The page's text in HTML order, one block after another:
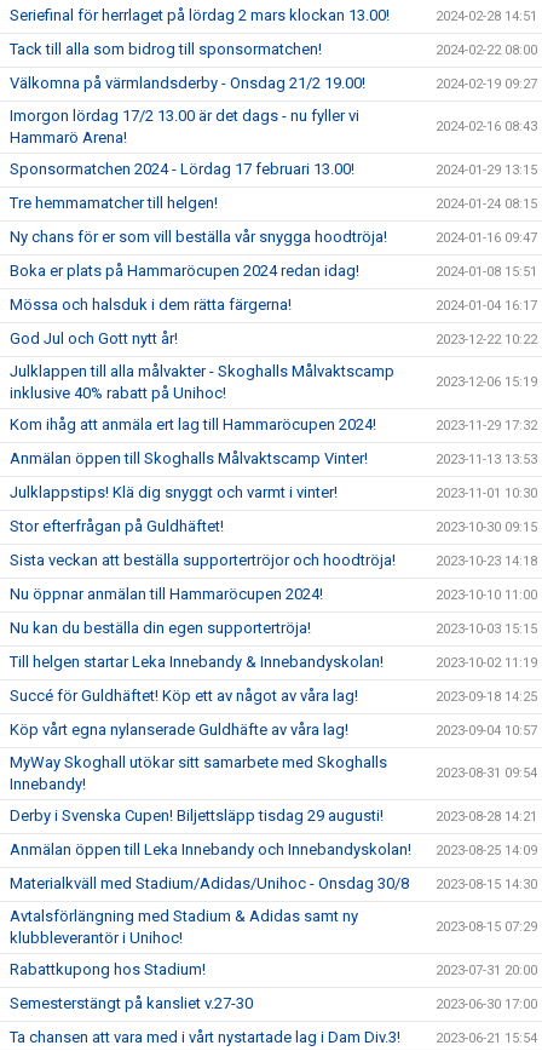
Seriefinal för herrlaget på lördag 2 mars klockan 13.00! 2024-02-28 14:51
Tack till alla som bidrog till sponsormatchen! 2024-02-22 08:00
Välkomna på värmlandsderby - Onsdag 21/2 19.00! 2024-02-19 09:27
Imorgon lördag 17/2 13.00 är det dags - nu fyller vi
Hammarö Arena!
2024-02-16 08:43
Sponsormatchen 2024 - Lördag 17 februari 13.00! 2024-01-29 13:15
Tre hemmamatcher till helgen! 2024-01-24 08:15
Ny chans för er som vill beställa vår snygga hoodtröja! 2024-01-16 09:47
Boka er plats på Hammaröcupen 2024 redan idag! 2024-01-08 15:51
Mössa och halsduk i dem rätta färgerna! 2024-01-04 16:17
God Jul och Gott nytt år! 2023-12-22 10:22
Julklappen till alla målvakter - Skoghalls Målvaktscamp
inklusive 40% rabatt på Unihoc!
2023-12-06 15:19
Kom ihåg att anmäla ert lag till Hammaröcupen 2024! 2023-11-29 17:32
Anmälan öppen till Skoghalls Målvaktscamp Vinter! 2023-11-13 13:53
Julklappstips! Klä dig snyggt och varmt i vinter! 2023-11-01 10:30
Stor efterfrågan på Guldhäftet! 2023-10-30 09:15
Sista veckan att beställa supportertröjor och hoodtröja! 2023-10-23 14:18
Nu öppnar anmälan till Hammaröcupen 2024! 2023-10-10 11:00
Nu kan du beställa din egen supportertröja! 2023-10-03 15:15
Till helgen startar Leka Innebandy & Innebandyskolan! 2023-10-02 11:19
Succé för Guldhäftet! Köp ett av något av våra lag! 2023-09-18 14:25
Köp vårt egna nylanserade Guldhäfte av våra lag! 2023-09-04 10:57
MyWay Skoghall utökar sitt samarbete med Skoghalls
Innebandy!
2023-08-31 09:54
Derby i Svenska Cupen! Biljettsläpp tisdag 29 augusti! 2023-08-28 14:21
Anmälan öppen till Leka Innebandy och Innebandyskolan! 2023-08-25 14:09
Materialkväll med Stadium/Adidas/Unihoc - Onsdag 30/8 2023-08-15 14:30
Avtalsförlängning med Stadium & Adidas samt ny
klubbleverantör i Unihoc!
2023-08-15 07:29
Rabattkupong hos Stadium! 2023-07-31 20:00
Semesterstängt på kansliet v.27-30 2023-06-30 17:00
Ta chansen att vara med i vårt nystartade lag i Dam Div.3! 2023-06-21 15:54